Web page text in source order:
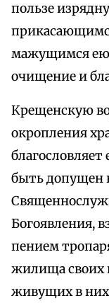
пользе
мажущимся ею
очищение и
Крещенскую
окропления
быть допущен
Богоявления,
пением
жилища своих
живущих в